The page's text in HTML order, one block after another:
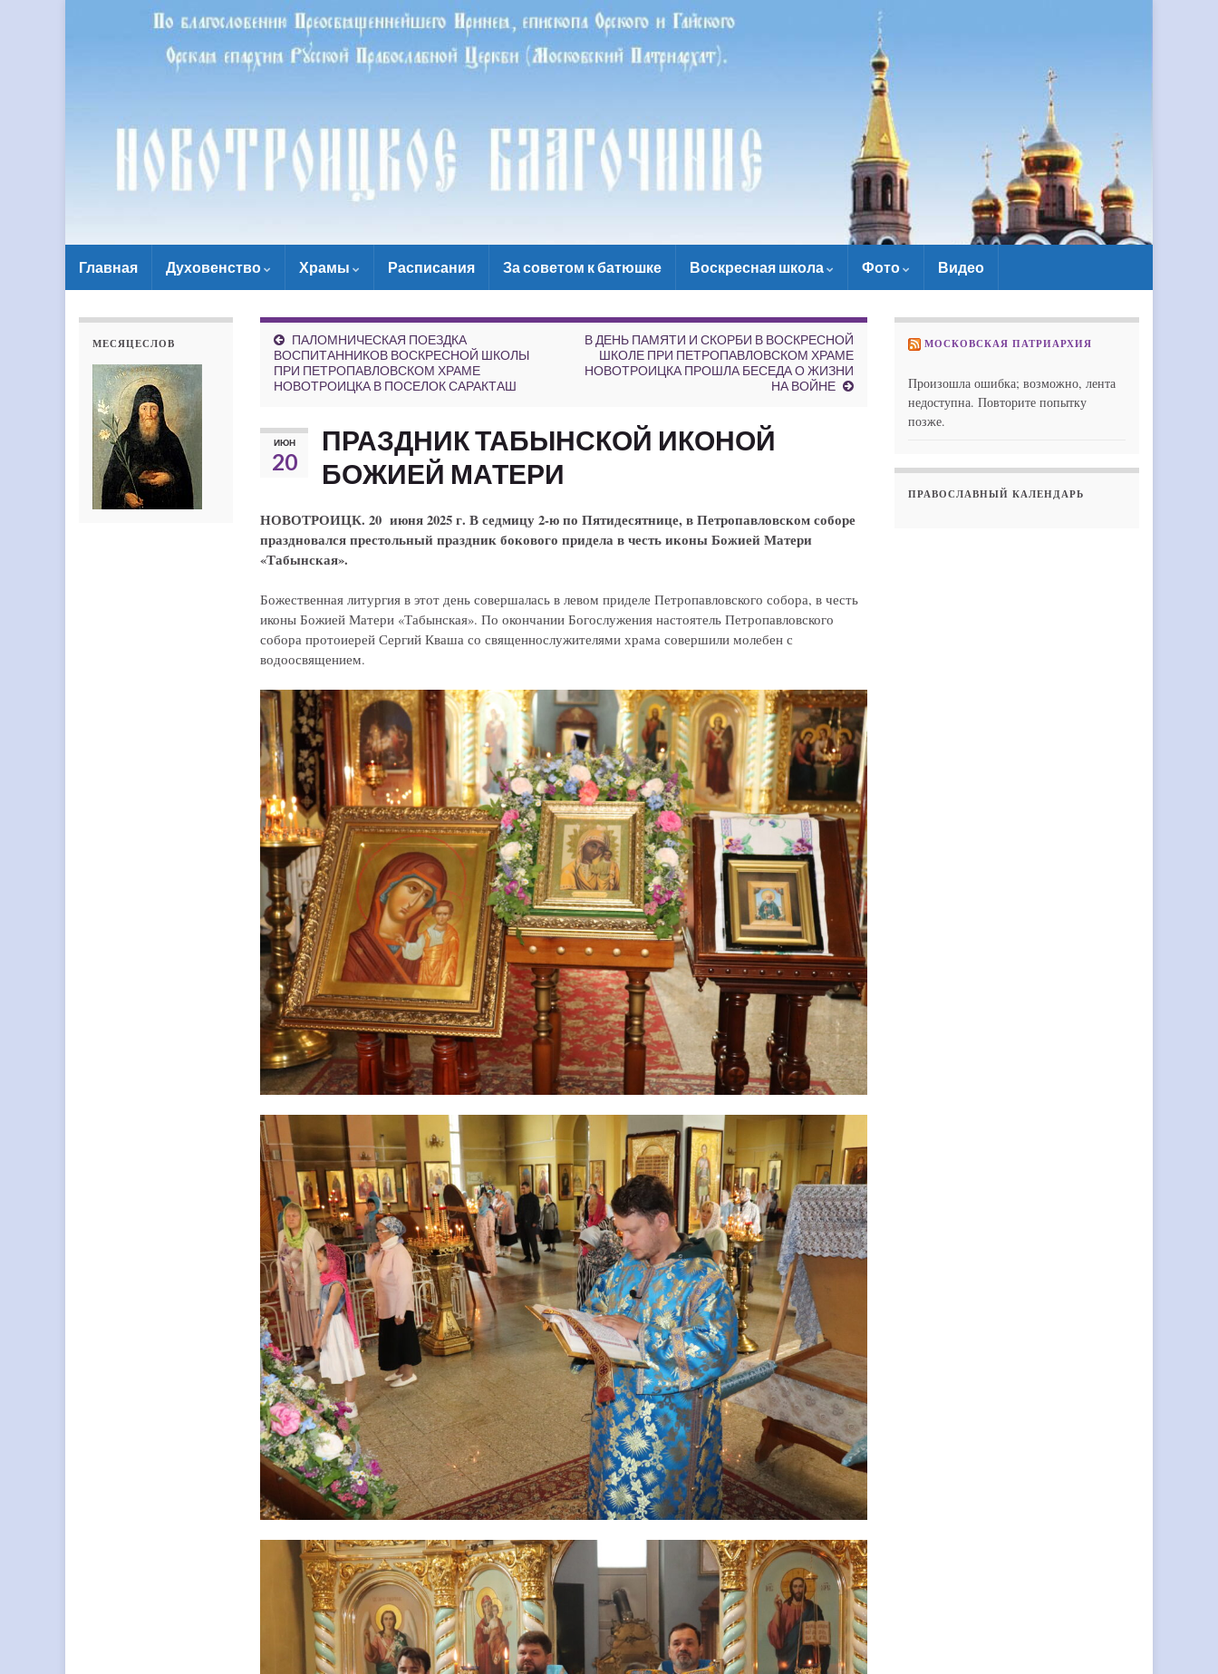
Главная Духовенство Храмы Расписания За советом к батюшке Воскресная школа Фото Видео
ПАЛОМНИЧЕСКАЯ ПОЕЗДКА
ВОСПИТАННИКОВ ВОСКРЕСНОЙ ШКОЛЫ
ПРИ ПЕТРОПАВЛОВСКОМ ХРАМЕ
НОВОТРОИЦКА В ПОСЕЛОК САРАКТАШ
В ДЕНЬ ПАМЯТИ И СКОРБИ В ВОСКРЕСНОЙ
ШКОЛЕ ПРИ ПЕТРОПАВЛОВСКОМ ХРАМЕ
НОВОТРОИЦКА ПРОШЛА БЕСЕДА О ЖИЗНИ
НА ВОЙНЕ
ИЮН
20
ПРАЗДНИК ТАБЫНСКОЙ ИКОНОЙ
БОЖИЕЙ МАТЕРИ
НОВОТРОИЦК. 20 июня 2025 г. В седмицу 2-ю по Пятидесятнице, в Петропавловском соборе
праздновался престольный праздник бокового придела в честь иконы Божией Матери
«Табынская».
Божественная литургия в этот день совершалась в левом приделе Петропавловского собора, в честь
иконы Божией Матери «Табынская». По окончании Богослужения настоятель Петропавловского
собора протоиерей Сергий Кваша со священнослужителями храма совершили молебен с
водоосвящением.
МЕСЯЦЕСЛОВ МОСКОВСКАЯ ПАТРИАРХИЯ
Произошла ошибка; возможно, лента
недоступна. Повторите попытку
позже.
ПРАВОСЛАВНЫЙ КАЛЕНДАРЬ